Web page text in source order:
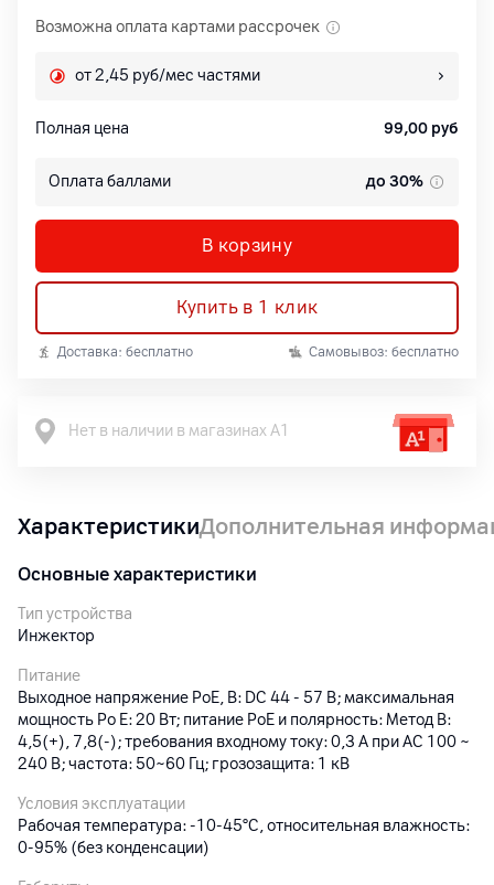
Возможна оплата картами рассрочек
от 2,45 руб/мес частями
Полная цена 99,00 руб
Оплата баллами до 30%
В корзину
Купить в 1 клик
Доставка: бесплатно Самовывоз: бесплатно
Нет в наличии в магазинах А1
ХарактеристикиДополнительная
Основные характеристики
Тип устройства
Инжектор
Питание
Выходное напряжение PoE, В: DC 44 - 57 В; максимальная
мощность Po E: 20 Вт; питание PoE и полярность: Метод В:
4,5(+), 7,8(-); требования входному току: 0,3 А при AC 100 ~
240 В; частота: 50~60 Гц; грозозащита: 1 кВ
Условия эксплуатации
Рабочая температура: -10-45°С, относительная влажность:
0-95% (без конденсации)